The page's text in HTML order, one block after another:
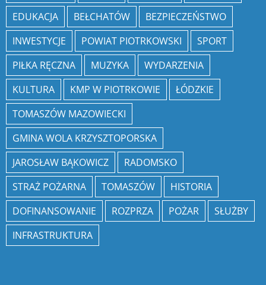
EDUKACJA
BEŁCHATÓW
BEZPIECZEŃSTWO
INWESTYCJE
POWIAT PIOTRKOWSKI
SPORT
PIŁKA RĘCZNA
MUZYKA
WYDARZENIA
KULTURA
KMP W PIOTRKOWIE
ŁÓDZKIE
TOMASZÓW MAZOWIECKI
GMINA WOLA KRZYSZTOPORSKA
JAROSŁAW BĄKOWICZ
RADOMSKO
STRAŻ POŻARNA
TOMASZÓW
HISTORIA
DOFINANSOWANIE
ROZPRZA POŻAR
SŁUŻBY
INFRASTRUKTURA